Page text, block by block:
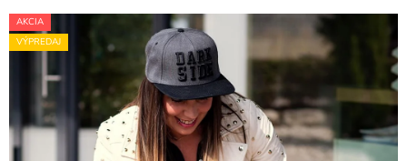
produktu
je
5
hviezdičiek.
AKCIA
VÝPREDAJ